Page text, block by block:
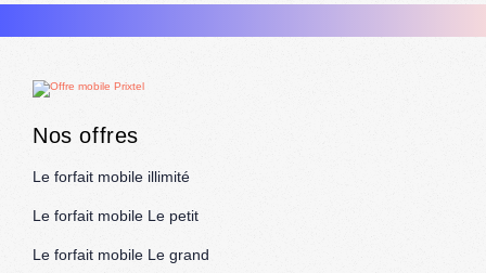
Nos offres
Le forfait mobile illimité
Le forfait mobile Le petit
Le forfait mobile Le grand